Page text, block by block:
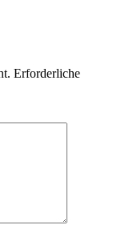
Erforderliche